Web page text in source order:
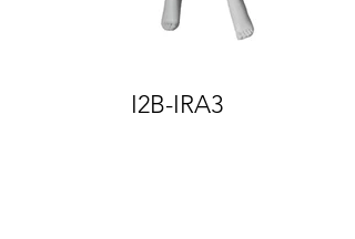
I2B-IRA3